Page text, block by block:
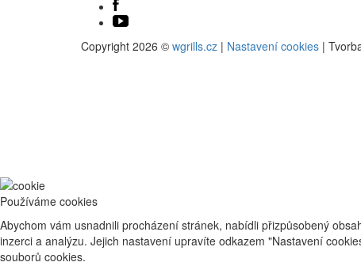
Copyright 2026 © wgrills.cz | Nastavení cookies |
Používáme cookies
Abychom vám usnadnili procházení stránek, nabídli přizpůsobený
inzerci a analýzu. Jejich nastavení upravíte odkazem "Nastavení
souborů cookies.